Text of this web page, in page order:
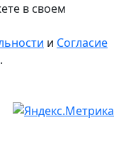
в своем
и Согласие
.